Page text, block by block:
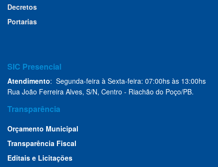
Decretos
Portarias
SIC Presencial
Atendimento: Segunda-feira à Sexta-feira: 07:00hs às 13:00hs
Rua João Ferreira Alves, S/N, Centro - Riachão do Poço/PB.
Transparência
Orçamento Municipal
Transparência Fiscal
Editais e Licitações